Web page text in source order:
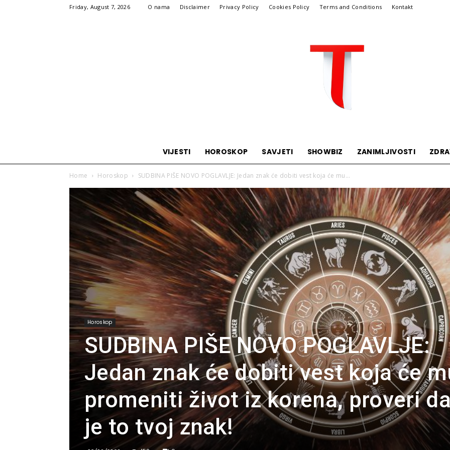
Friday, August 7, 2026 O nama Disclaimer Privacy Policy Cookies Policy Terms and Conditions Kontakt
Telegraf
Portal
VIJESTI HOROSKOP SAVJETI SHOWBIZ ZANIMLJIVOSTI
Home Horoskop SUDBINA PIŠE NOVO POGLAVLJE: Jedan znak će dobiti vest koja će mu...
Horoskop
SUDBINA PIŠE NOVO POGLAVLJE:
Jedan znak će dobiti vest koja će
promeniti život iz korena, proveri
je to tvoj znak!